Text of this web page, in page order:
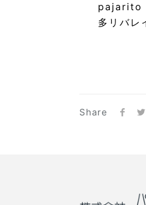
pajarito
多リバレ
Share